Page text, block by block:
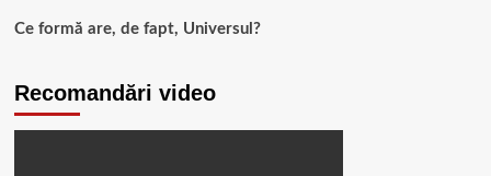
Ce formă are, de fapt, Universul?
Recomandări video